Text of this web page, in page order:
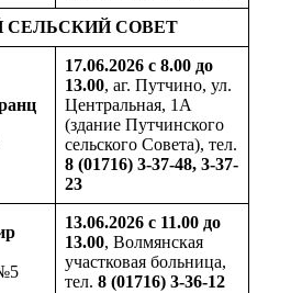
СЕЛЬСКИЙ СОВЕТ
17.06.2026 с 8.00 до
13.00, аг. Путчино, ул.
Центральная, 1А
(здание Путчинского
сельского Совета), тел.
8 (01716) 3-37-48, 3-37-
23
13.06.2026 с 11.00 до
13.00, Волмянская
участковая больница,
тел. 8 (01716) 3-36-12